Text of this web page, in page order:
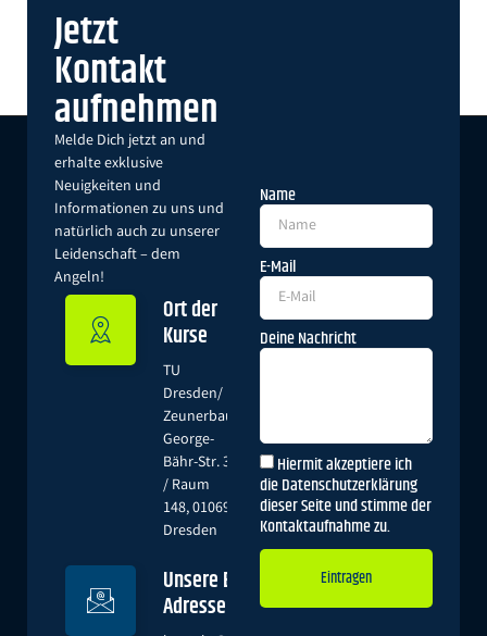
Jetzt
Kontakt
aufnehmen
Melde Dich jetzt an und
erhalte exklusive
Neuigkeiten und
Informationen zu uns und
natürlich auch zu unserer
Leidenschaft – dem
Angeln!
Ort der
Kurse
TU
Dresden/
Zeunerbau,
George-
Bähr-Str. 3
/ Raum
148, 01069
Dresden
Unsere E-Mail-
Adresse
Name
E-Mail
Deine Nachricht
Hiermit akzeptiere ich
die Datenschutzerklärung
dieser Seite und stimme der
Kontaktaufnahme zu.
Eintragen